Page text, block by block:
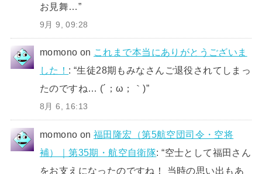
お見舞…”
9月 9, 09:28
momono on これまで本当にありがとうございま
した！ : “生徒28期もみなさんご退役されてしまっ
たのですね… (´；ω；｀)”
8月 6, 16:13
momono on福田隆宏（第5航空団司令・空将
補）｜第35期・航空自衛隊: “空士として福田さん
をお支えになったのですね！ 当時の思い出もあ